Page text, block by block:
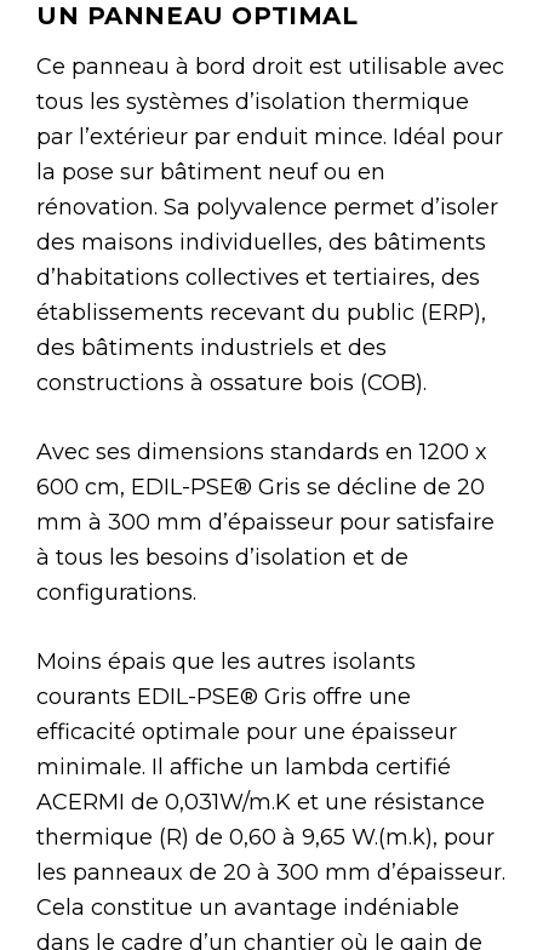
UN PANNEAU OPTIMAL
Ce panneau à bord droit est utilisable avec
tous les systèmes d’isolation thermique
par l’extérieur par enduit mince. Idéal pour
la pose sur bâtiment neuf ou en
rénovation. Sa polyvalence permet d’isoler
des maisons individuelles, des bâtiments
d’habitations collectives et tertiaires, des
établissements recevant du public (ERP),
des bâtiments industriels et des
constructions à ossature bois (COB).
Avec ses dimensions standards en 1200 x
600 cm, EDIL-PSE® Gris se décline de 20
mm à 300 mm d’épaisseur pour satisfaire
à tous les besoins d’isolation et de
configurations.
Moins épais que les autres isolants
courants EDIL-PSE® Gris offre une
efficacité optimale pour une épaisseur
minimale. Il affiche un lambda certifié
ACERMI de 0,031W/m.K et une résistance
thermique (R) de 0,60 à 9,65 W.(m.k), pour
les panneaux de 20 à 300 mm d’épaisseur.
Cela constitue un avantage indéniable
dans le cadre d’un chantier où le gain de